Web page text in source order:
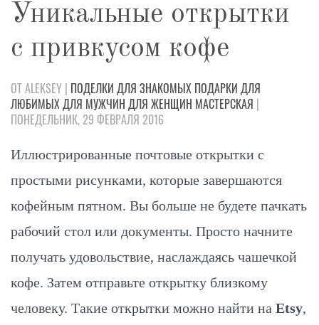
Уникальные открытки
с привкусом кофе
ОТ ALEKSEY | ПОДЕЛКИ ДЛЯ ЗНАКОМЫХ ПОДАРКИ ДЛЯ
ЛЮБИМЫХДЛЯ МУЖЧИН ДЛЯ ЖЕНЩИН МАСТЕРСКАЯ |
ПОНЕДЕЛЬНИК, 29 ФЕВРАЛЯ 2016
Иллюстрированные почтовые открытки с
простыми рисунками, которые завершаются
кофейным пятном. Вы больше не будете пачкать
рабочий стол или документы. Просто начните
получать удовольствие, наслаждаясь чашечкой
кофе. Затем отправьте открытку близкому
человеку. Такие открытки можно найти на Etsy,